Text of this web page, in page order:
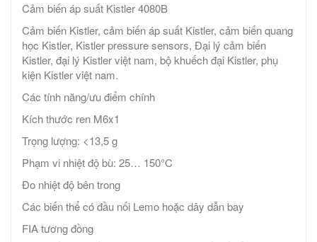
Cảm biến áp suất Kistler 4080B
Cảm biến Kistler, cảm biến áp suất Kistler, cảm biến quang
học Kistler, Kistler pressure sensors, Đại lý cảm biến
Kistler, đại lý Kistler việt nam, bộ khuếch đại Kistler, phụ
kiện Kistler việt nam.
Các tính năng/ưu điểm chính
Kích thước ren M6x1
Trọng lượng: <13,5 g
Phạm vi nhiệt độ bù: 25… 150°C
Đo nhiệt độ bên trong
Các biến thể có đầu nối Lemo hoặc dây dẫn bay
FIA tương đồng